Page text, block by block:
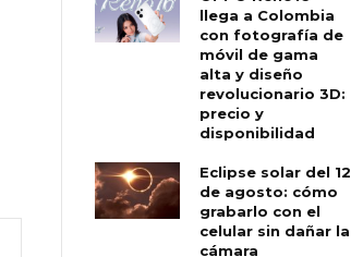
llega a Colombia
con fotografía de
móvil de gama
alta y diseño
revolucionario 3D:
precio y
disponibilidad
Eclipse solar del 12
de agosto: cómo
grabarlo con el
celular sin dañar la
cámara